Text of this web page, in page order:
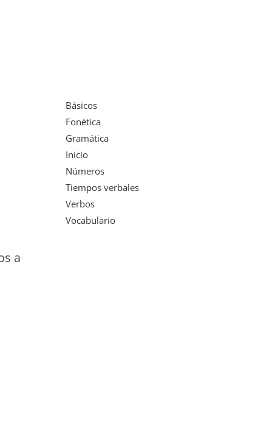
a
Básicos
Fonética
Gramática
Inicio
Números
Tiempos verbales
Verbos
Vocabulario